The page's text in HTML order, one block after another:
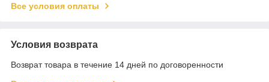
Все условия оплаты
Условия возврата
Возврат товара в течение 14 дней по договоренности